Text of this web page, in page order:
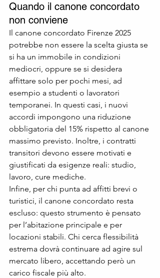
Quando il canone concordato
non conviene
Il canone concordato Firenze 2025
potrebbe non essere la scelta giusta se
si ha un immobile in condizioni
mediocri, oppure se si desidera
affittare solo per pochi mesi, ad
esempio a studenti o lavoratori
temporanei. In questi casi, i nuovi
accordi impongono una riduzione
obbligatoria del 15% rispetto al canone
massimo previsto. Inoltre, i contratti
transitori devono essere motivati e
giustificati da esigenze reali: studio,
lavoro, cure mediche.
Infine, per chi punta ad affitti brevi o
turistici, il canone concordato resta
escluso: questo strumento è pensato
per l’abitazione principale e per
locazioni stabili. Chi cerca flessibilità
estrema dovrà continuare ad agire sul
mercato libero, accettando però un
carico fiscale più alto.